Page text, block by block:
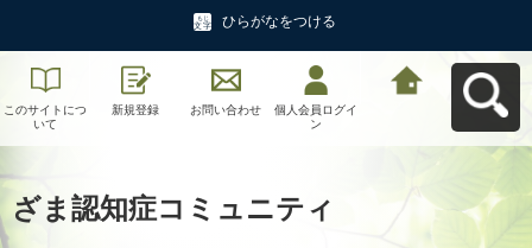
ひらがなをつける
このサイトにつ
いて
新規登録 お問い合わせ
個人会員ログイ
ン
ざま認知症コミュニティ